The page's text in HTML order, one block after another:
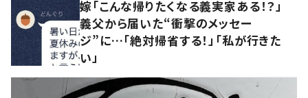
嫁「こんな帰りたくなる義実家ある！？」
義父から届いた“衝撃のメッセー
ジ”に…「絶対帰省する！」「私が行きた
い」